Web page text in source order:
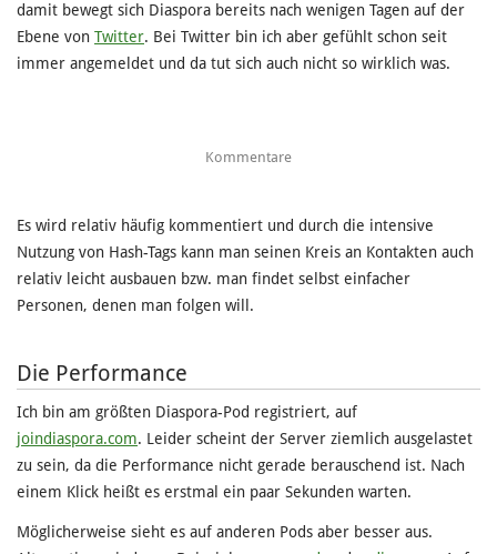
damit bewegt sich Diaspora bereits nach wenigen Tagen auf der
Ebene von Twitter. Bei Twitter bin ich aber gefühlt schon seit
immer angemeldet und da tut sich auch nicht so wirklich was.
Kommentare
Es wird relativ häufig kommentiert und durch die intensive
Nutzung von Hash-Tags kann man seinen Kreis an Kontakten auch
relativ leicht ausbauen bzw. man findet selbst einfacher
Personen, denen man folgen will.
Die Performance
Ich bin am größten Diaspora-Pod registriert, auf
joindiaspora.com. Leider scheint der Server ziemlich ausgelastet
zu sein, da die Performance nicht gerade berauschend ist. Nach
einem Klick heißt es erstmal ein paar Sekunden warten.
Möglicherweise sieht es auf anderen Pods aber besser aus.